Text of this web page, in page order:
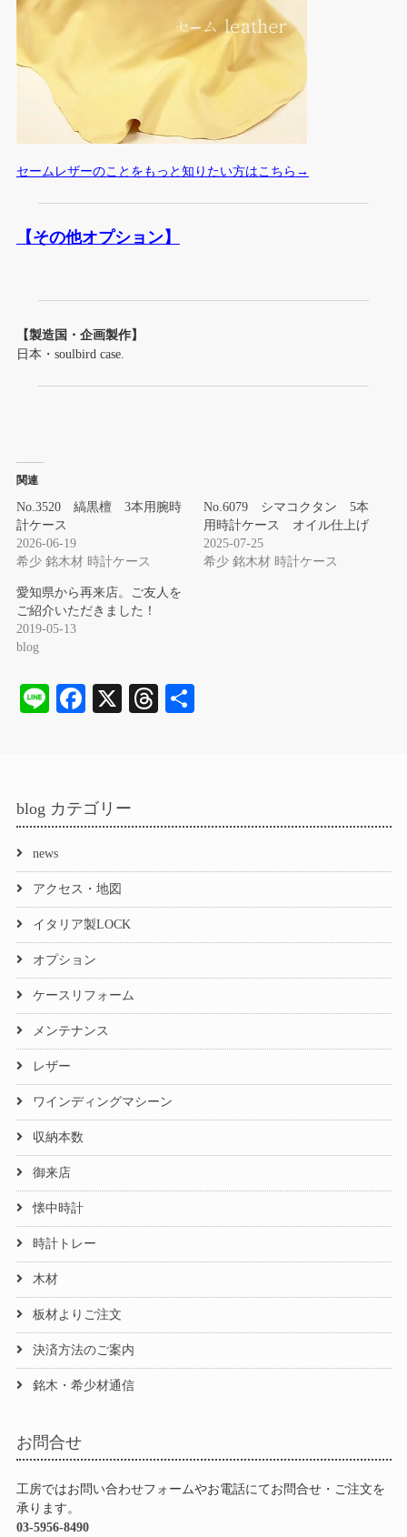
セームレザーのことをもっと知りたい方はこちら →
【その他オプション】
【製造国・企画製作】
日本・soulbird case.
関連
No.3520 縞黒檀 3本用腕時
計ケース
2026-06-19
希少 銘木材 時計ケース
No.6079 シマコクタン 5本
用時計ケース オイル仕上げ
2025-07-25
希少 銘木材 時計ケース
愛知県から再来店。ご友人を
ご紹介いただきました！
2019-05-13
blog
Li Fa X T 共
blog カテゴリー
news
アクセス・地図
イタリア製LOCK
オプション
ケースリフォーム
メンテナンス
レザー
ワインディングマシーン
収納本数
御来店
懐中時計
時計トレー
木材
板材よりご注文
決済方法のご案内
銘木・希少材通信
お問合せ
工房ではお問い合わせフォームやお電話にてお問合せ・ご注文を
承ります。
03-5956-8490